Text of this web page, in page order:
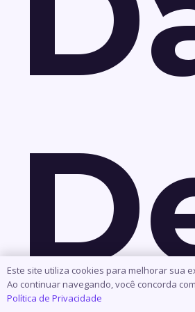
Este site utiliza cookies para melhorar sua
Ao continuar navegando, você concorda
Política de Privacidade